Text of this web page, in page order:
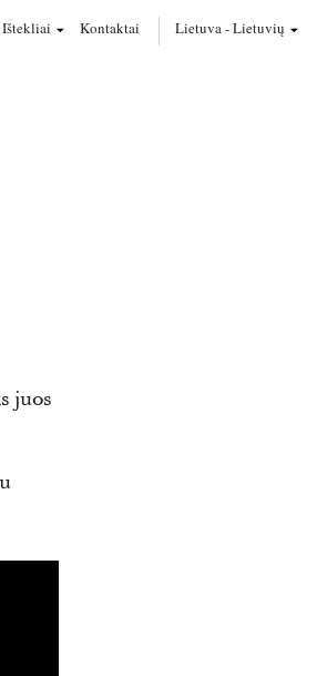
Ištekliai Kontaktai Lietuva-Lietuvių
juos